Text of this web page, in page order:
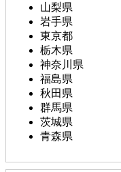
山梨県
岩手県
東京都
栃木県
神奈川県
福島県
秋田県
群馬県
茨城県
青森県